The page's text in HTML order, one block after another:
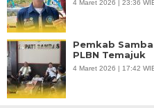
4 Maret 2026 | 23:36
Pemkab
PLBN Temajuk
4 Maret 2026 | 17:42